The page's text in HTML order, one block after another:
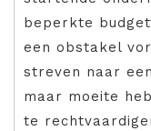
beperkte
een obstakel
streven naar
maar moeite
te